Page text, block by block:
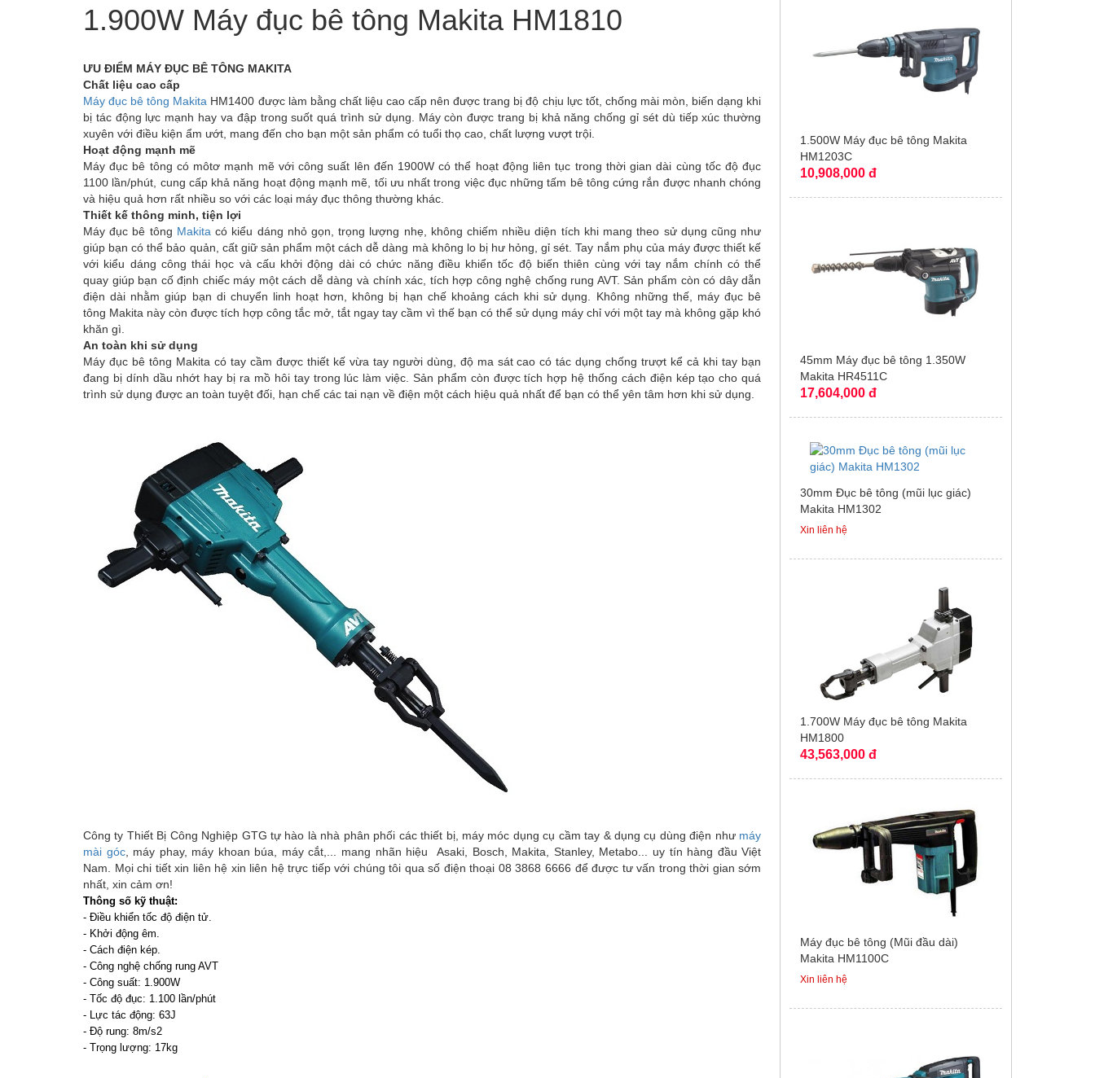
1.900W Máy đục bê tông Makita HM1810
ƯU ĐIỂM MÁY ĐỤC BÊ TÔNG MAKITA
Chất liệu cao cấp
Máy đục bê tông Makita HM1400 được làm bằng chất liệu cao cấp nên được trang bị độ chịu lực tốt, chống mài mòn, biến dạng khi
bị tác động lực mạnh hay va đập trong suốt quá trình sử dụng. Máy còn được trang bị khả năng chống gỉ sét dù tiếp xúc thường
xuyên với điều kiện ẩm ướt, mang đến cho bạn một sản phẩm có tuổi thọ cao, chất lượng vượt trội.
Hoạt động mạnh mẽ
Máy đục bê tông có môtơ mạnh mẽ với công suất lên đến 1900W có thể hoạt động liên tục trong thời gian dài cùng tốc độ đục
1100 lần/phút, cung cấp khả năng hoạt động mạnh mẽ, tối ưu nhất trong việc đục những tấm bê tông cứng rắn được nhanh chóng
và hiệu quả hơn rất nhiều so với các loại máy đục thông thường khác.
Thiết kế thông minh, tiện lợi
Máy đục bê tông Makita có kiểu dáng nhỏ gọn, trọng lượng nhẹ, không chiếm nhiều diện tích khi mang theo sử dụng cũng như
giúp bạn có thể bảo quản, cất giữ sản phẩm một cách dễ dàng mà không lo bị hư hỏng, gỉ sét. Tay nắm phụ của máy được thiết kế
với kiểu dáng công thái học và cấu khởi động dài có chức năng điều khiển tốc độ biến thiên cùng với tay nắm chính có thể
quay giúp bạn cố định chiếc máy một cách dễ dàng và chính xác, tích hợp công nghệ chống rung AVT. Sản phẩm còn có dây dẫn
điện dài nhằm giúp bạn di chuyển linh hoạt hơn, không bị hạn chế khoảng cách khi sử dụng. Không những thế, máy đục bê
tông Makita này còn được tích hợp công tắc mở, tắt ngay tay cầm vì thế bạn có thể sử dụng máy chỉ với một tay mà không gặp khó
khăn gì.
An toàn khi sử dụng
Máy đục bê tông Makita có tay cầm được thiết kế vừa tay người dùng, độ ma sát cao có tác dụng chống trượt kể cả khi tay bạn
đang bị dính dầu nhớt hay bị ra mồ hôi tay trong lúc làm việc. Sản phẩm còn được tích hợp hệ thống cách điện kép tạo cho quá
trình sử dụng được an toàn tuyệt đối, hạn chế các tai nạn về điện một cách hiệu quả nhất để bạn có thể yên tâm hơn khi sử dụng.
Công ty Thiết Bị Công Nghiệp GTG tự hào là nhà phân phối các thiết bị, máy móc dụng cụ cầm tay & dụng cụ dùng điện như máy
mài góc, máy phay, máy khoan búa, máy cắt,... mang nhãn hiệu Asaki, Bosch, Makita, Stanley, Metabo... uy tín hàng đầu Việt
Nam. Mọi chi tiết xin liên hệ xin liên hệ trực tiếp với chúng tôi qua số điện thoại 08 3868 6666 để được tư vấn trong thời gian sớm
nhất, xin cảm ơn!
Thông số kỹ thuật:
- Điều khiển tốc độ điện tử.
- Khởi động êm.
- Cách điện kép.
- Công nghệ chống rung AVT
- Công suất: 1.900W
- Tốc độ đục: 1.100 lần/phút
- Lực tác động: 63J
- Độ rung: 8m/s2
- Trọng lượng: 17kg
1.500W Máy đục bê tông Makita
HM1203C
10,908,000 đ
45mm Máy đục bê tông 1.350W
Makita HR4511C
17,604,000 đ
30mm Đục bê tông (mũi lục giác)
Makita HM1302
Xin liên hệ
1.700W Máy đục bê tông Makita
HM1800
43,563,000 đ
Máy đục bê tông (Mũi đầu dài)
Makita HM1100C
Xin liên hệ